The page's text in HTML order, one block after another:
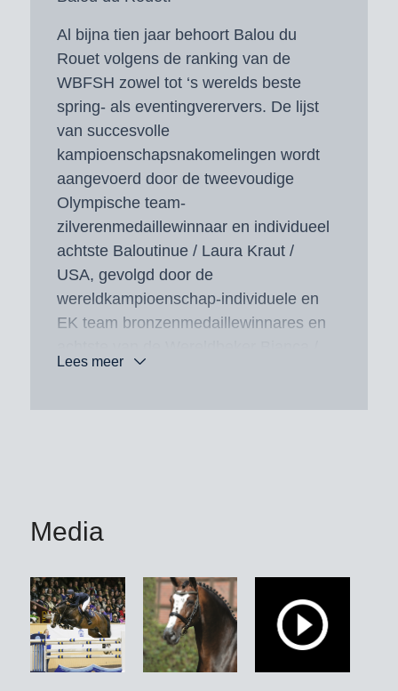
Al bijna tien jaar behoort Balou du
Rouet volgens de ranking van de
WBFSH zowel tot ‘s werelds beste
spring- als eventingverervers. De lijst
van succesvolle
kampioenschapsnakomelingen wordt
aangevoerd door de tweevoudige
Olympische team-
zilverenmedaillewinnaar en individueel
achtste Baloutinue / Laura Kraut /
USA, gevolgd door de
wereldkampioenschap-individuele en
EK team bronzenmedaillewinnares en
Steve Guerdat / SUI, de beide EK
zilverenmedaillewinnaar en
negende Billy the Red / Kristina Cook /
GBR, de individueel
bronzenmedaillewinnaar van het
Europees kampioenschap eventing
Lees meer
Media